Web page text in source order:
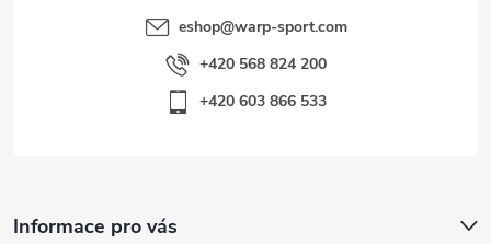
eshop@warp-sport.com
+420 568 824 200
+420 603 866 533
Informace pro vás